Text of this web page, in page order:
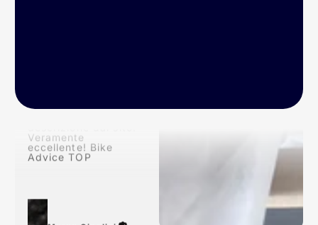
descrizione dal sito!
eccellente! Bike
Advice TOP
Marco Cigalini